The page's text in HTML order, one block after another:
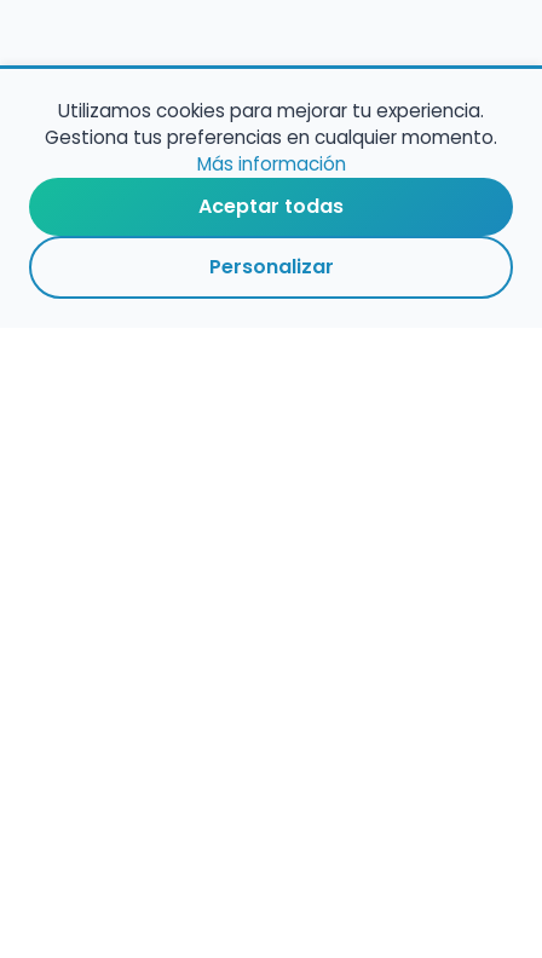
Utilizamos cookies para mejorar tu experiencia.
Gestiona tus preferencias en cualquier momento.
Más información
Aceptar todas
Personalizar